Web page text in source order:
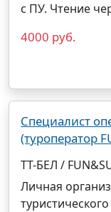
с ПУ. Чтение
4000 руб.
Специалист
(туроператор
ТТ-БЕЛ /
Личная